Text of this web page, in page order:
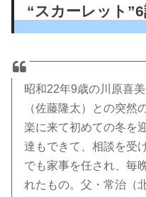
“スカーレット
昭和22年9歳の川原喜
（佐藤隆太）との突然
楽に来て初めての冬を
達もできて、相談を受
でも家事を任され、毎
れたもの。父・常治（